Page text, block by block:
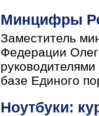
Минцифры
Заместитель
Федерации
базе Единого
Ноутбуки: